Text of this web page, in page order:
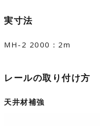
実寸法
MH-2 2000：2m
レールの取り付け方
天井材補強